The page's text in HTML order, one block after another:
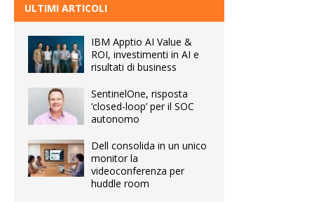
ULTIMI ARTICOLI
IBM Apptio AI Value &
ROI, investimenti in AI e
risultati di business
SentinelOne, risposta
‘closed-loop’ per il SOC
autonomo
Dell consolida in un unico
monitor la
videoconferenza per
huddle room